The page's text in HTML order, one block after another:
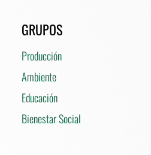
GRUPOS
Producción
Ambiente
Educación
Bienestar Social